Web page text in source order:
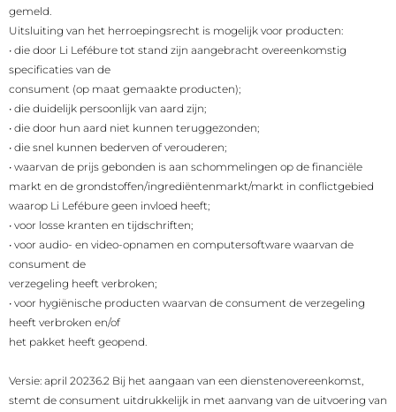
gemeld.
Uitsluiting van het herroepingsrecht is mogelijk voor producten:
• die door Li Lefébure tot stand zijn aangebracht overeenkomstig
specificaties van de
consument (op maat gemaakte producten);
• die duidelijk persoonlijk van aard zijn;
• die door hun aard niet kunnen teruggezonden;
• die snel kunnen bederven of verouderen;
• waarvan de prijs gebonden is aan schommelingen op de financiële
markt en de grondstoffen/ingrediëntenmarkt/markt in conflictgebied
waarop Li Lefébure geen invloed heeft;
• voor losse kranten en tijdschriften;
• voor audio- en video-opnamen en computersoftware waarvan de
consument de
verzegeling heeft verbroken;
• voor hygiënische producten waarvan de consument de verzegeling
heeft verbroken en/of
het pakket heeft geopend.
Versie: april 20236.2 Bij het aangaan van een dienstenovereenkomst,
stemt de consument uitdrukkelijk in met aanvang van de uitvoering van